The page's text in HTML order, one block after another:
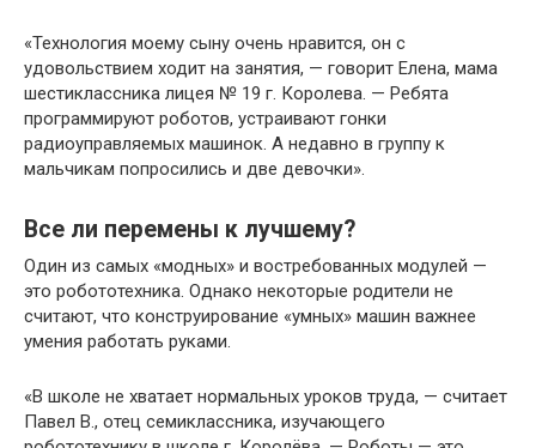
«Технология моему сыну очень нравится, он с
удовольствием ходит на занятия, — говорит Елена, мама
шестиклассника лицея № 19 г. Королева. — Ребята
программируют роботов, устраивают гонки
радиоуправляемых машинок. А недавно в группу к
мальчикам попросились и две девочки».
Все ли перемены к лучшему?
Один из самых «модных» и востребованных модулей —
это робототехника. Однако некоторые родители не
считают, что конструирование «умных» машин важнее
умения работать руками.
«В школе не хватает нормальных уроков труда, — считает
Павел В., отец семиклассника, изучающего